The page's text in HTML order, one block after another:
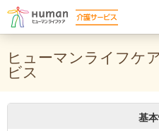
ヒューマンライフケ
ビス
基